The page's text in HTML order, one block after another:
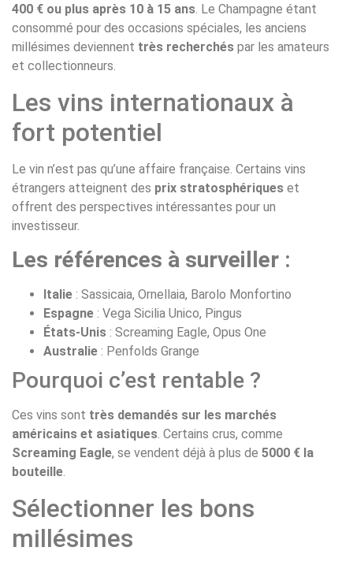
400 € ou plus après 10 à 15 ans. Le Champagne étant
consommé pour des occasions spéciales, les anciens
millésimes deviennent très recherchés par les amateurs
et collectionneurs.
Les vins internationaux à
fort potentiel
Le vin n’est pas qu’une affaire française. Certains vins
étrangers atteignent des prix stratosphériques et
offrent des perspectives intéressantes pour un
investisseur.
Les références à surveiller :
Italie : Sassicaia, Ornellaia, Barolo Monfortino
Espagne : Vega Sicilia Unico, Pingus
États-Unis : Screaming Eagle, Opus One
Australie : Penfolds Grange
Pourquoi c’est rentable ?
Ces vins sont très demandés sur les marchés
américains et asiatiques. Certains crus, comme
Screaming Eagle, se vendent déjà à plus de 5000 € la
bouteille.
Sélectionner les bons
millésimes